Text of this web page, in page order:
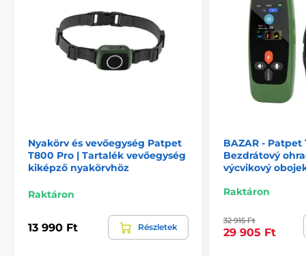
Nyakörv és vevőegység Patpet
T800 Pro | Tartalék vevőegység
kiképző nyakörvhöz
Raktáron
13 990 Ft Részletek
BAZAR - Patpet
Bezdrátový
výcvikový
Raktáron
32 915 Ft
29 905 Ft